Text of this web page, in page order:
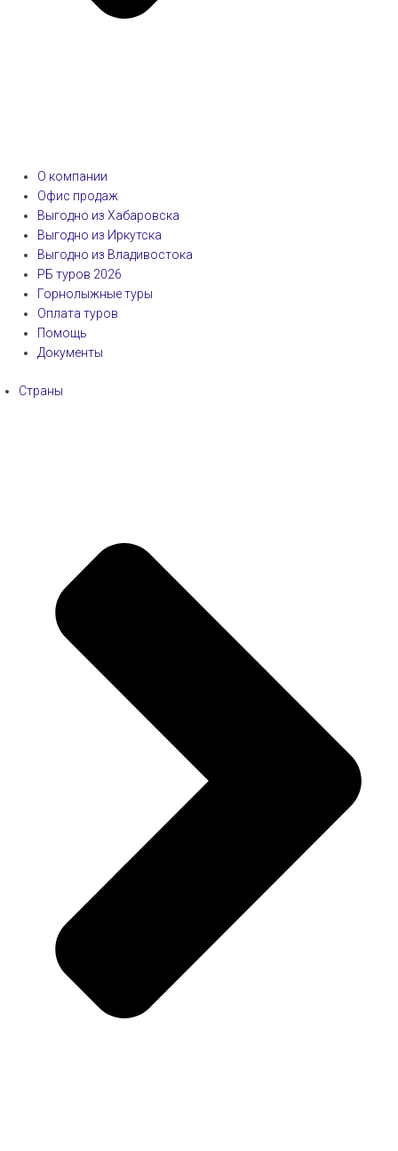
О компании
Офис продаж
Выгодно из Хабаровска
Выгодно из Иркутска
Выгодно из Владивостока
РБ туров 2026
Горнолыжные туры
Оплата туров
Помощь
Документы
Страны